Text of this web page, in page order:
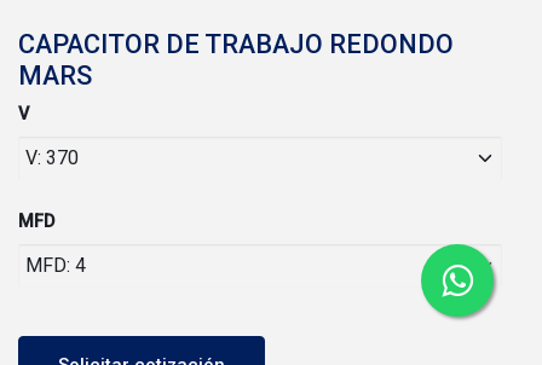
CAPACITOR DE TRABAJO REDONDO
MARS
V
MFD